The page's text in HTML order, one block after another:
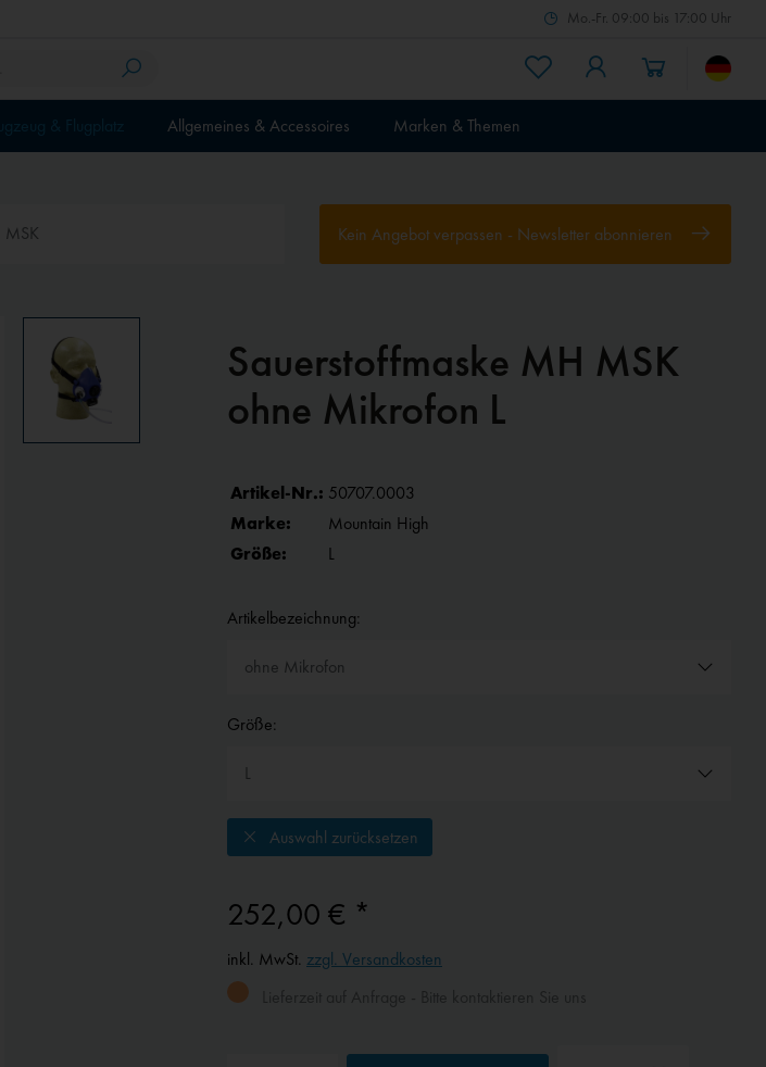
Mo.-Fr. 09:00 bis 17:00 Uhr
Allgemeines & Accessoires Marken & Themen
MSK Kein Angebot verpassen - Newsletter abonnieren
Sauerstoffmaske MH MSK
ohne Mikrofon L
Artikel-Nr.: 50707.0003
Marke:
Mountain High
Größe:
L
Artikelbezeichnung:
Größe:
Auswahl zurücksetzen
252,00 € *
inkl. MwSt. zzgl. Versandkosten